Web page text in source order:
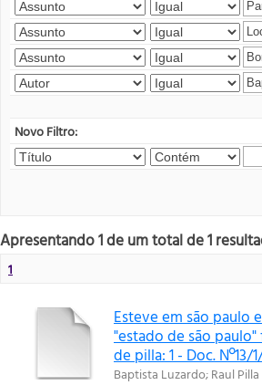
Novo Filtro:
Apresentando 1 de um total de 1
1
Esteve em são paulo
"estado de são
de pilla: 1 - Doc. Nº13/
Baptista Luzardo;Raul Pilla